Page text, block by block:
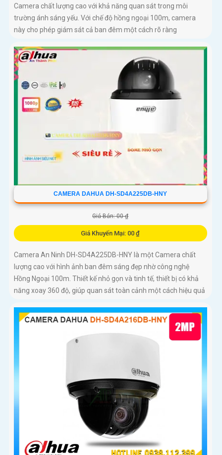
Camera chất lượng cao với khả năng quan sát trong môi
trường ánh sáng yếu. Với chế độ hồng ngoại 100m, camera
này cho phép giám sát cả ban đêm một cách rõ ràng
CAMERA DAHUA DH-SD4A225DB-HNY
Giá Bán: 00 ₫
Giá Khuyến Mại: 00 ₫
Camera An Ninh DH-SD4A225DB-HNY là một Camera chất
lượng cao với hình ảnh ban đêm sáng đẹp nhờ công nghệ
Hồng Ngoại 100m. Thiết kế nhỏ gọn và tinh tế, thiết bị có khả
năng xoay 360 độ, giúp quan sát toàn cảnh một cách hiệu quả